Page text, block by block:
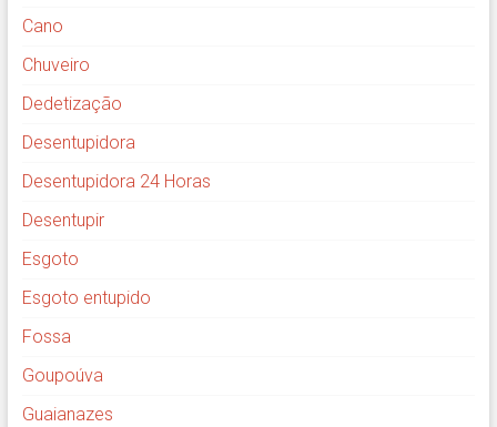
Cano
Chuveiro
Dedetização
Desentupidora
Desentupidora 24 Horas
Desentupir
Esgoto
Esgoto entupido
Fossa
Goupoúva
Guaianazes